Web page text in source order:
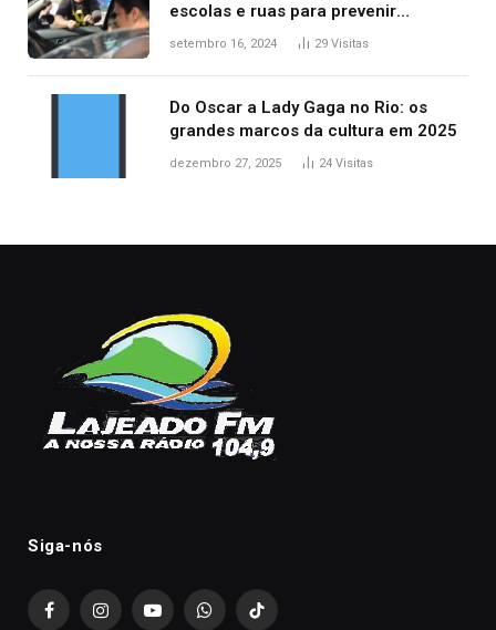
escolas e ruas para prevenir
acidentes no trânsito no AP
setembro 16, 2024 29 Visitas
Do Oscar a Lady Gaga no Rio: os
grandes marcos da cultura em 2025
dezembro 27, 2025 24 Visitas
Siga-nós
FacebookInstagramYouTubeWhatsAppTikTok